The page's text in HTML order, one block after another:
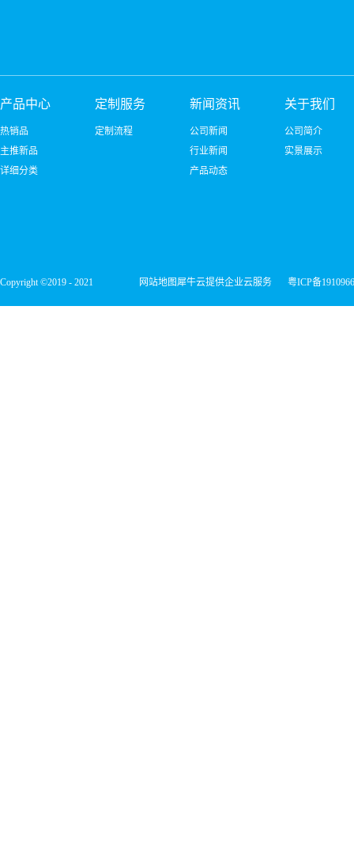
产品中心
热销品
主推新品
详细分类
定制服务
定制流程
新闻资讯
公司新闻
行业新闻
产品动态
关于我们
公司简介
实景展示
Copyright ©2019 - 2021 网站地图犀牛云提供企业云服务 粤ICP备